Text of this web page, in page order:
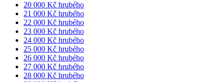
20 000 Kč hrubého
21 000 Kč hrubého
22 000 Kč hrubého
23 000 Kč hrubého
24 000 Kč hrubého
25 000 Kč hrubého
26 000 Kč hrubého
27 000 Kč hrubého
28 000 Kč hrubého